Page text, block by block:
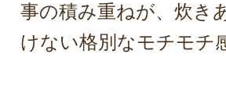
事の積み重ねが、炊き
けない格別なモチモチ